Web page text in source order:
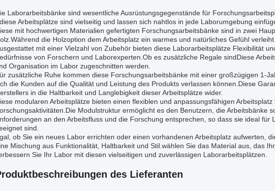
Laborarbeitsbänke sind wesentliche Ausrüstungsgegenstände für
Arbeitsplätze sind vielseitig und lassen sich nahtlos in jede Laborumgebung
mit hochwertigen Materialien gefertigten Forschungsarbeitsbänke sind in zwei
die Holzoption dem Arbeitsplatz ein warmes und natürliches Gefühl verleiht.
mit einer Vielzahl von Zubehör bieten diese Laborarbeitsplätze Flexibilität
von Forschern und Laborexperten.Ob es zusätzliche Regale sindDiese
Organisation im Labor zugeschnitten werden.
zusätzliche Ruhe kommen diese Forschungsarbeitsbänke mit einer großzügigen 1-
die Kunden auf die Qualität und Leistung des Produkts verlassen können.Diese
in die Haltbarkeit und Langlebigkeit dieser Arbeitsplätze wider.
modularen Arbeitsplätze bieten einen flexiblen und anpassungsfähigen
Modulstruktur ermöglicht es den Benutzern, die Arbeitsbänke
an den Arbeitsfluss und die Forschung entsprechen, so dass sie ideal für
sind.
ob Sie ein neues Labor errichten oder einen vorhandenen Arbeitsplatz aufwerten,
Mischung aus Funktionalität, Haltbarkeit und Stil.wählen Sie das Material aus, das
Sie Ihr Labor mit diesen vielseitigen und zuverlässigen Laborarbeitsplätzen.
des Lieferanten